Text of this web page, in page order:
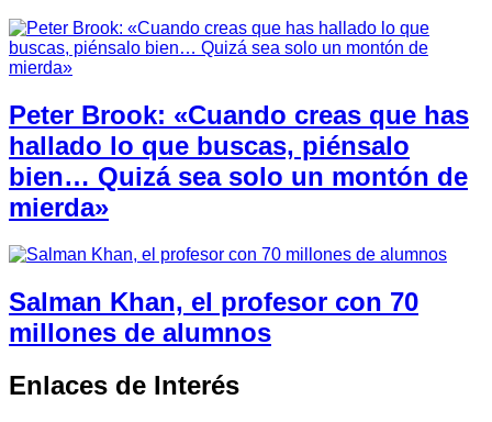
Peter Brook: «Cuando creas que has
hallado lo que buscas, piénsalo
bien… Quizá sea solo un montón de
mierda»
Salman Khan, el profesor con 70
millones de alumnos
Enlaces de Interés